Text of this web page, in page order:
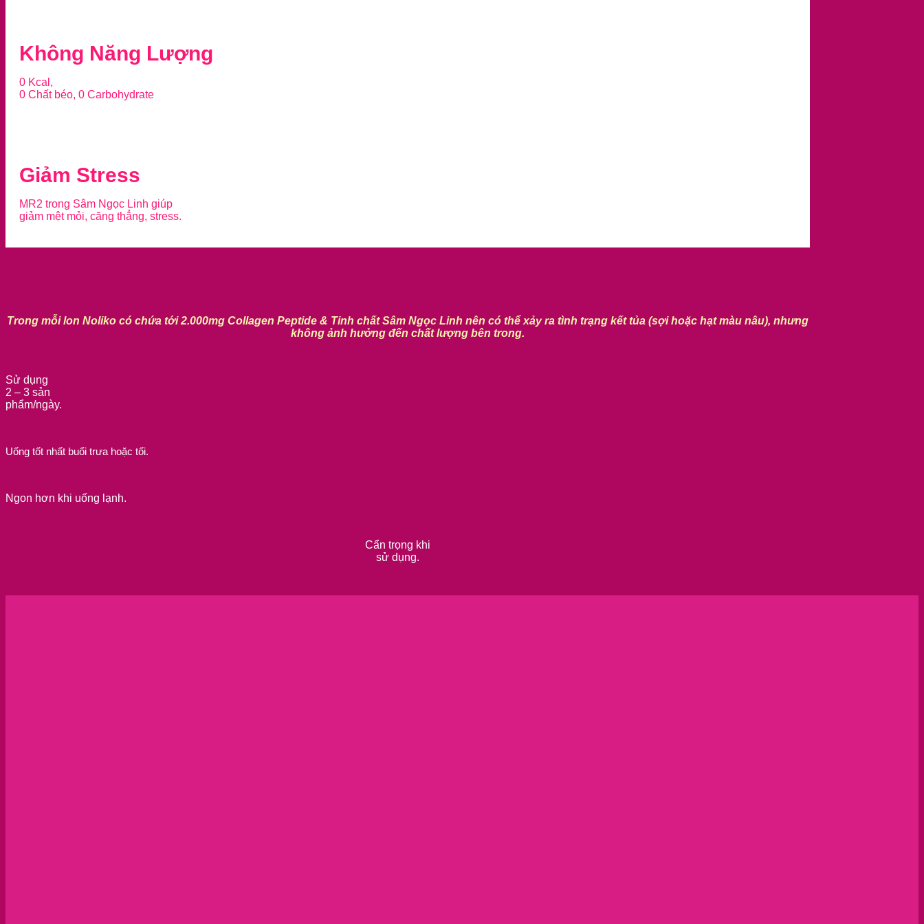
Không Năng Lượng
0 Kcal,
0 Chất béo, 0 Carbohydrate
Giảm Stress
MR2 trong Sâm Ngọc Linh giúp
giảm mệt mỏi, căng thẳng, stress.
Trong mỗi lon Noliko có chứa tới 2.000mg Collagen Peptide & Tinh chất Sâm Ngọc Linh nên có thể xảy ra tình trạng kết tủa (sợi hoặc hạt màu nâu), nhưng
không ảnh hưởng đến chất lượng bên trong.
Sử dụng
2 – 3 sản
phẩm/ngày.
Uống tốt nhất buổi trưa hoặc tối.
Ngon hơn khi uống lạnh.
Cẩn trọng khi
sử dụng.